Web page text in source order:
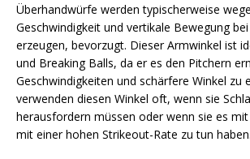
Überhandwürfe werden typischerweise
Geschwindigkeit und vertikale Bewegung
erzeugen, bevorzugt. Dieser Armwinkel ist
und Breaking Balls, da er es den Pitchern
Geschwindigkeiten und schärfere Winkel zu
verwenden diesen Winkel oft, wenn sie
herausfordern müssen oder wenn sie es
mit einer hohen Strikeout-Rate zu tun haben.